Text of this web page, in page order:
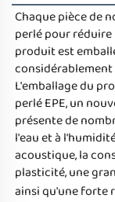
Chaque pièce de
perlé pour
produit est
considérablement
L'emballage du
perlé EPE, un
présente de
l'eau et à
acoustique, la
plasticité, une
ainsi qu'une forte